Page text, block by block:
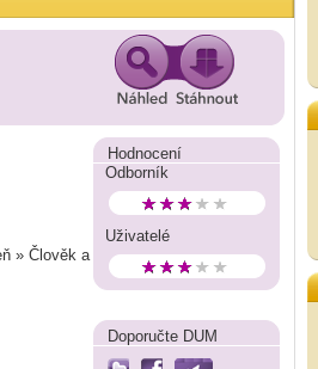
» Člověk a
Hodnocení
Odborník
Uživatelé
Doporučte DUM